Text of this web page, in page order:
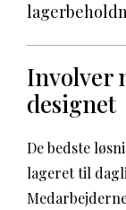
Involver
designet
De bedste
lageret til